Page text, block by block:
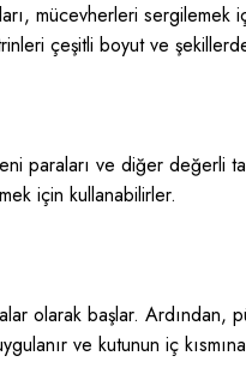
mücevherleri sergilemek
çeşitli boyut ve
ve diğer değerli
için kullanabilirler.
olarak başlar. Ardından,
ve kutunun iç